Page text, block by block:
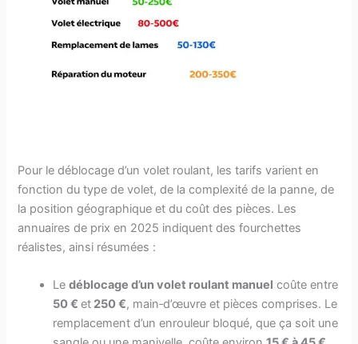
Pour le déblocage d’un volet roulant, les tarifs varient en
fonction du type de volet, de la complexité de la panne, de
la position géographique et du coût des pièces. Les
annuaires de prix en 2025 indiquent des fourchettes
réalistes, ainsi résumées :
Ledéblocage d’un volet roulant manuel coûte entre
50 €et 250 €, main‑d’œuvre et pièces comprises. Le
remplacement d’un enrouleur bloqué, que ça soit une